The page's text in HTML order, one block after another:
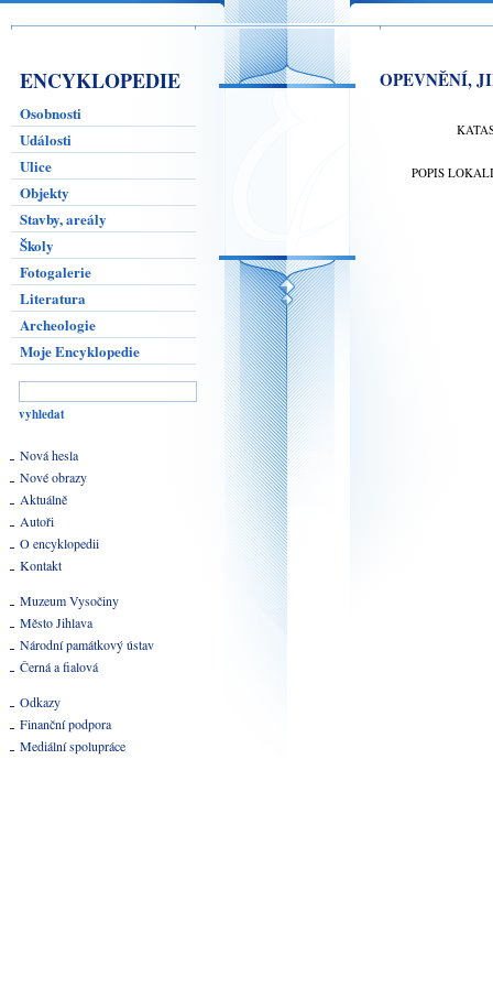
ENCYKLOPEDIE
Osobnosti
Události
Ulice
Objekty
Stavby, areály
Školy
Fotogalerie
Literatura
Archeologie
Moje Encyklopedie
Nová hesla
Nové obrazy
Aktuálně
Autoři
O encyklopedii
Kontakt
Muzeum Vysočiny
Město Jihlava
Národní památkový ústav
Černá a fialová
Odkazy
Finanční podpora
Mediální spolupráce
OPEVNĚNÍ,
POPIS